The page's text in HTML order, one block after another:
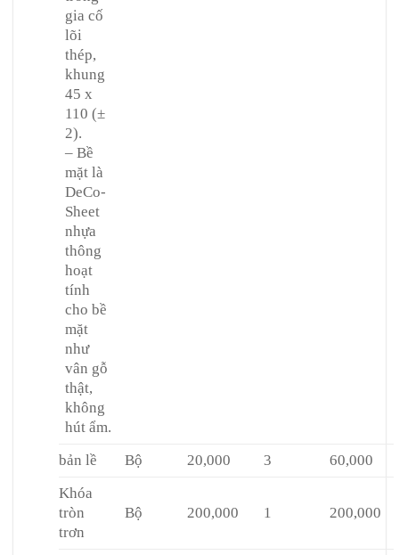
gia cố
lõi
thép,
khung
45 x
110 (±
2).
– Bề
mặt là
DeCo-
Sheet
nhựa
thông
hoạt
tính
cho bề
mặt
như
vân gỗ
thật,
không
hút ẩm.
bản lề Bộ 20,000 3
60,000
Khóa
tròn
trơn
Bộ 200,000 1 200,000